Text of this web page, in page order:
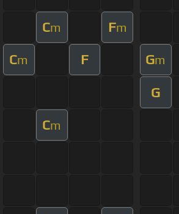
Cm Fm
Cm F Gm
G
Cm